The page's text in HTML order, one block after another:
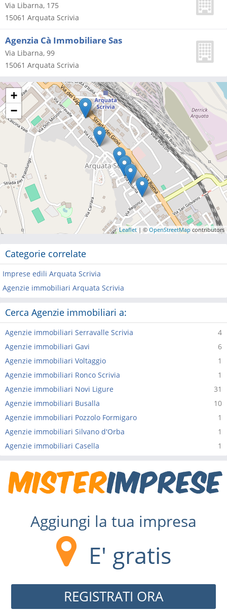
Via Libarna, 175
15061 Arquata Scrivia
Agenzia Cà Immobiliare Sas
Via Libarna, 99
15061 Arquata Scrivia
+
−
Leaflet | © OpenStreetMap contributors
Categorie correlate
Imprese edili Arquata Scrivia
Agenzie immobiliari Arquata Scrivia
Cerca Agenzie immobiliari a:
4
Agenzie immobiliari Serravalle Scrivia
6
Agenzie immobiliari Gavi
1
Agenzie immobiliari Voltaggio
1
Agenzie immobiliari Ronco Scrivia
31
Agenzie immobiliari Novi Ligure
10
Agenzie immobiliari Busalla
1
Agenzie immobiliari Pozzolo Formigaro
1
Agenzie immobiliari Silvano d'Orba
1
Agenzie immobiliari Casella
Aggiungi la tua impresa
E' gratis
REGISTRATI ORA